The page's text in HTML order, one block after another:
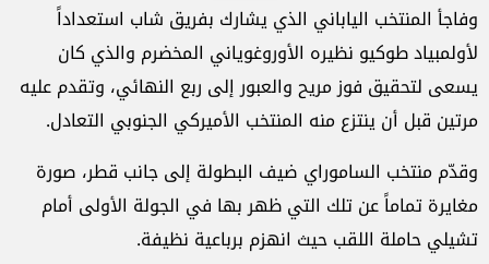
وفاجأ المنتخب الياباني الذي يشارك بفريق شاب استعداداً
لأولمبياد طوكيو نظيره الأوروغوياني المخضرم والذي كان
يسعى لتحقيق فوز مريح والعبور إلى ربع النهائي، وتقدم عليه
مرتين قبل أن ينتزع منه المنتخب الأميركي الجنوبي التعادل.
وقدّم منتخب الساموراي ضيف البطولة إلى جانب قطر، صورة
مغايرة تماماً عن تلك التي ظهر بها في الجولة الأولى أمام
تشيلي حاملة اللقب حيث انهزم برباعية نظيفة.